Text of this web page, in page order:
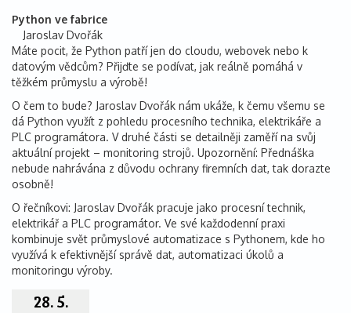
Python ve fabrice
Jaroslav Dvořák
Máte pocit, že Python patří jen do cloudu, webovek nebo k
datovým vědcům? Přijďte se podívat, jak reálně pomáhá v
těžkém průmyslu a výrobě!
O čem to bude? Jaroslav Dvořák nám ukáže, k čemu všemu se
dá Python využít z pohledu procesního technika, elektrikáře a
PLC programátora. V druhé části se detailněji zaměří na svůj
aktuální projekt – monitoring strojů. Upozornění: Přednáška
nebude nahrávána z důvodu ochrany firemních dat, tak dorazte
osobně!
O řečníkovi: Jaroslav Dvořák pracuje jako procesní technik,
elektrikář a PLC programátor. Ve své každodenní praxi
kombinuje svět průmyslové automatizace s Pythonem, kde ho
využívá k efektivnější správě dat, automatizaci úkolů a
monitoringu výroby.
28. 5.